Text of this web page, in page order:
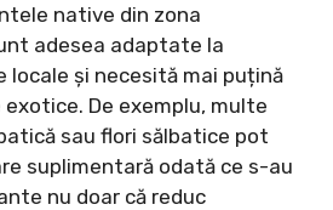
native din zona
adesea adaptate la
locale și necesită mai puțină
De exemplu, multe
sau flori sălbatice pot
suplimentară odată ce s-au
nu doar că reduc